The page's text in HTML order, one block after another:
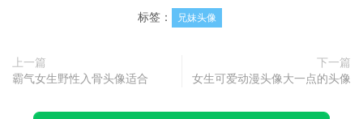
标签： 兄妹头像
上一篇
霸气女生野性入骨头像适合
下一篇
女生可爱动漫头像大一点的头像